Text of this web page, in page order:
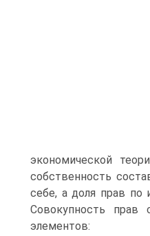
экономической
собственность
себе, а доля прав по
Совокупность прав
элементов: